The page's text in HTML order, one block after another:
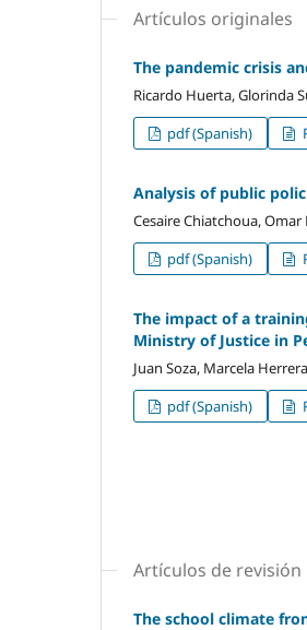
Artículos originales
The pandemic crisis
Ricardo Huerta, Glorinda
pdf (Spanish)
Analysis of public
Cesaire Chiatchoua,
pdf (Spanish)
The impact of a
Ministry of Justice in
Juan Soza, Marcela
pdf (Spanish)
Artículos de revisión
The school climate